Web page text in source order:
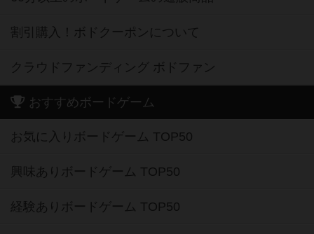
割引購入！ボドクーポンについて
クラウドファンディング ボドファン
おすすめボードゲーム
お気に入りボードゲーム TOP50
興味ありボードゲーム TOP50
経験ありボードゲーム TOP50